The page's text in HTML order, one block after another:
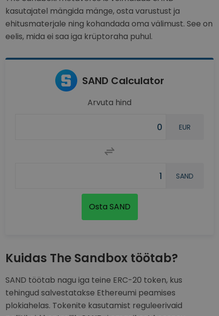
kasutajatel mängida mänge, osta varustust ja
ehitusmaterjale ning kohandada oma välimust. See on
eelis, mida ei saa iga krüptoraha puhul.
SAND Calculator
Arvuta hind
EUR
SAND
Osta SAND
Kuidas The Sandbox töötab?
SAND töötab nagu iga teine ERC-20 token, kus
tehingud salvestatakse Ethereumi peamises
plokiahelas. Tokenite kasutamist reguleerivaid